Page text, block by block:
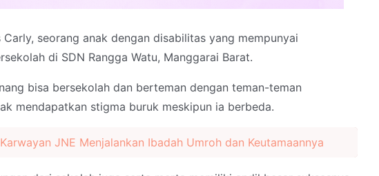
seorang anak dengan disabilitas yang mempunyai
di SDN Rangga Watu, Manggarai Barat.
bisa bersekolah dan berteman dengan teman-teman
mendapatkan stigma buruk meskipun ia berbeda.
JNE Menjalankan Ibadah Umroh dan Keutamaannya